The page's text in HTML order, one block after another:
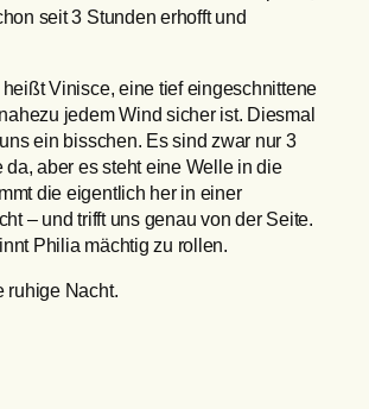
seit 3 Stunden erhofft und
Vinisce, eine tief eingeschnittene
jedem Wind sicher ist. Diesmal
ein bisschen. Es sind zwar nur 3
da, aber es steht eine Welle in die
die eigentlich her in einer
– und trifft uns genau von der Seite.
Philia mächtig zu rollen.
ruhige Nacht.